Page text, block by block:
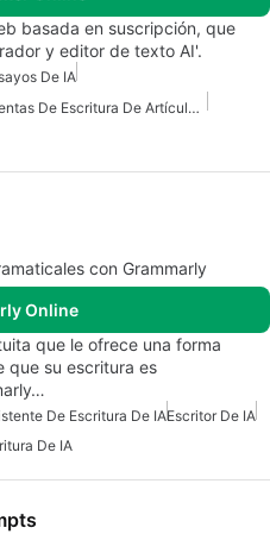
basada en suscripción, que
y editor de texto AI'.
De IA
Herramientas De Escritura De Artículos De IA
con Grammarly
Online
que le ofrece una forma
que su escritura es
De Escritura De IAEscritor De IA
De IA